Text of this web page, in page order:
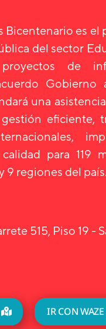
Bicentenario es
del sector
de
Gobierno
una
eficiente,
para 119
9 regiones del país.
515, Piso 19 -
IR CON WAZE